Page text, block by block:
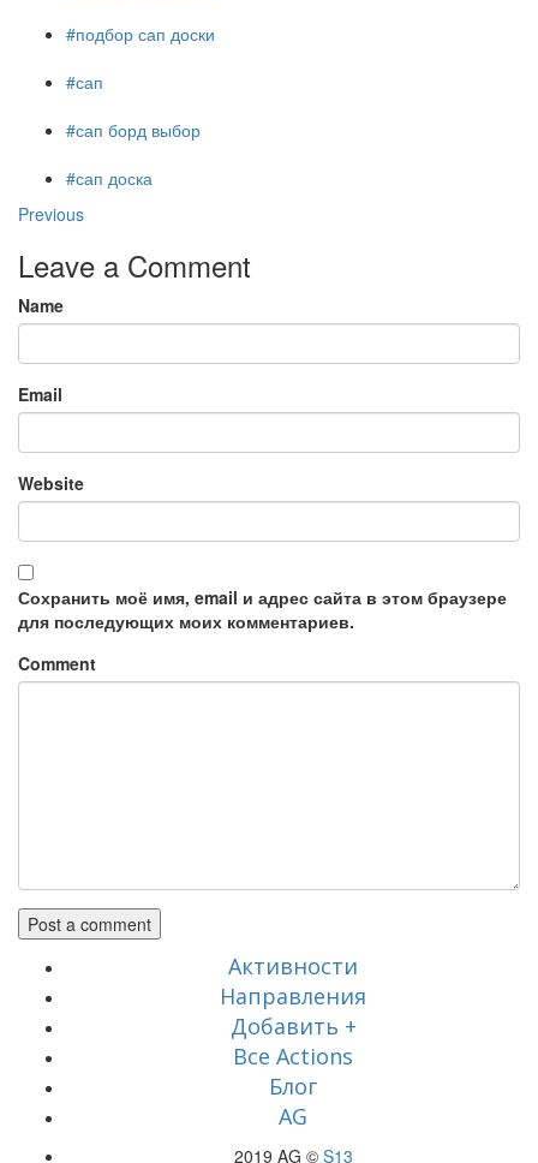
#подбор сап доски
#сап
#сап борд выбор
#сап доска
Previous
Leave a Comment
Name
Email
Website
Сохранить моё имя, email и адрес сайта в этом браузере
для последующих моих комментариев.
Comment
Активности
Направления
Добавить +
Все Actions
Блог
AG
2019 AG © S13